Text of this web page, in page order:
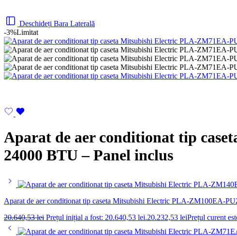
Deschideți Bara Laterală
-3%Limitat
Aparat de aer conditionat tip
24000 BTU – Panel inclus
Aparat de aer conditionat tip caseta Mitsubishi Electric PLA-ZM100EA-
20.640,53lei Prețul inițial a fost: 20.640,53 lei.20.232,53 leiPrețul curent